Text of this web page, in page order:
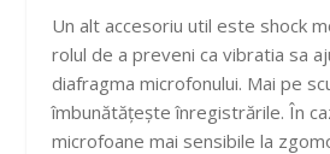
Un alt accesoriu util este shock
rolul de a preveni ca vibratia sa
diafragma microfonului. Mai pe
îmbunătățește înregistrările. În
microfoane mai sensibile la